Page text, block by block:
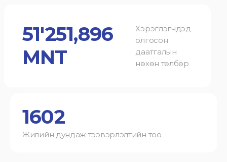
51'251,896
MNT
Хэрэглэгчдэд
олгосон
даатгалын
нөхөн төлбөр
1602
Жилийн дундаж тээвэрлэлтийн тоо